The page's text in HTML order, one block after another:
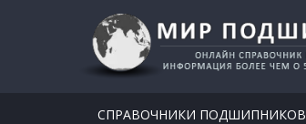
СПРАВОЧНИКИ ПОДШИПНИКОВ